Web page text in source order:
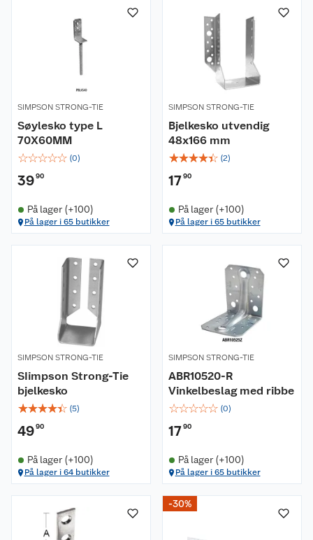
SIMPSON STRONG-TIE
Søylesko type L
70X60MM
☆☆☆☆☆ (0)
3990
På lager (+100)
På lager i 65 butikker
SIMPSON STRONG-TIE
Bjelkesko utvendig
48x166 mm
☆☆☆☆☆ (2)
1790
På lager (+100)
På lager i 65 butikker
SIMPSON STRONG-TIE
SIimpson Strong-Tie
bjelkesko
☆☆☆☆☆ (5)
4990
På lager (+100)
På lager i 64 butikker
SIMPSON STRONG-TIE
ABR10520-R
Vinkelbeslag med ribbe
☆☆☆☆☆ (0)
1790
På lager (+100)
På lager i 65 butikker
-30%